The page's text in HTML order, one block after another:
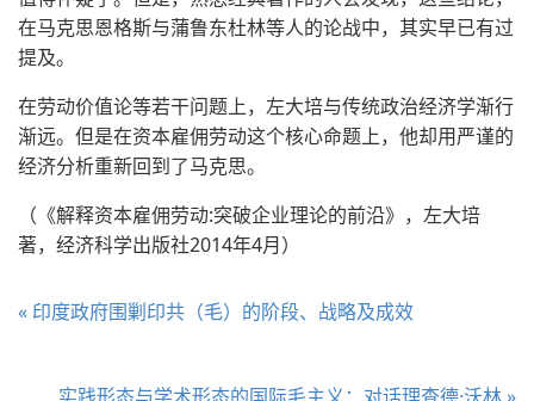
在马克思恩格斯与蒲鲁东杜林等人的论战中，其实早已有过
提及。
在劳动价值论等若干问题上，左大培与传统政治经济学渐行
渐远。但是在资本雇佣劳动这个核心命题上，他却用严谨的
经济分析重新回到了马克思。
（《解释资本雇佣劳动:突破企业理论的前沿》，左大培
著，经济科学出版社2014年4月）
« 印度政府围剿印共（毛）的阶段、战略及成效